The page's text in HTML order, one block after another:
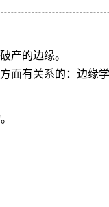
产的边缘。
面有关系的：边缘